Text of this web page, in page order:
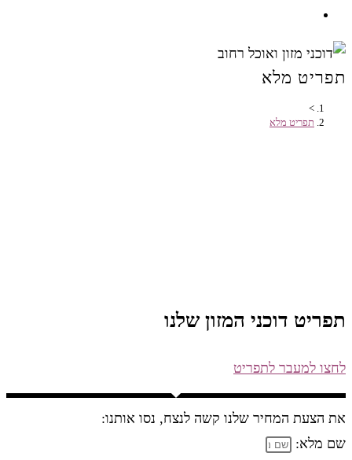
תפריט מלא
>
תפריט מלא
תפריט דוכני המזון שלנו
לחצו למעבר לתפריט
את הצעת המחיר שלנו קשה לנצח, נסו אותנו:
שם מלא: